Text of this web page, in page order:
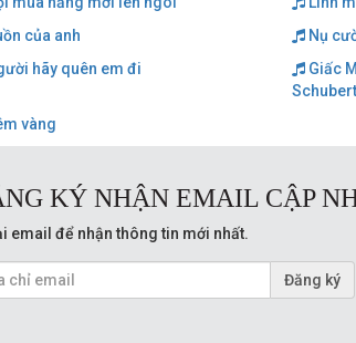
của anh
Nụ
hãy quên em đi
Giấc
vàng
KÝ NHẬN EMAIL CẬP
email để nhận thông tin mới nhất.
Đăng ký